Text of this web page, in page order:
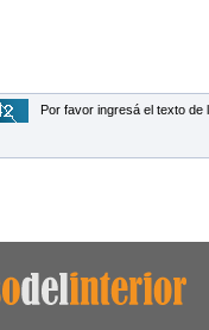
Por favor ingresá el texto de